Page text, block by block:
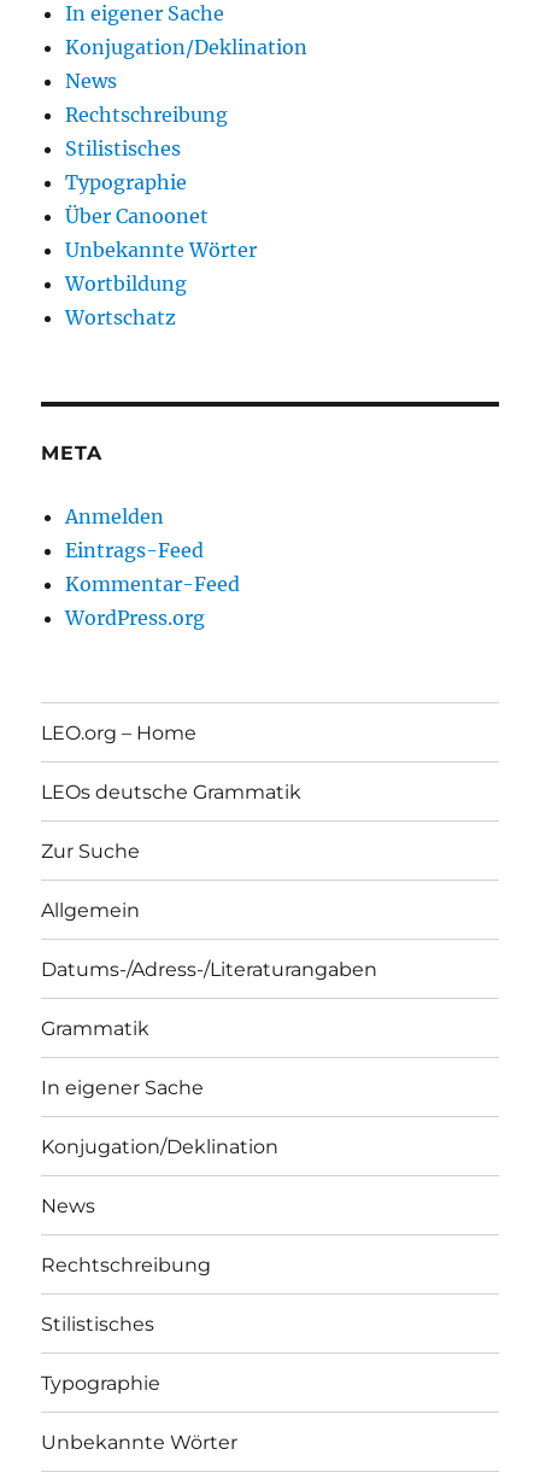
In eigener Sache
Konjugation/Deklination
News
Rechtschreibung
Stilistisches
Typographie
Über Canoonet
Unbekannte Wörter
Wortbildung
Wortschatz
META
Anmelden
Eintrags-Feed
Kommentar-Feed
WordPress.org
LEO.org – Home
LEOs deutsche Grammatik
Zur Suche
Allgemein
Datums-/Adress-/Literaturangaben
Grammatik
In eigener Sache
Konjugation/Deklination
News
Rechtschreibung
Stilistisches
Typographie
Unbekannte Wörter